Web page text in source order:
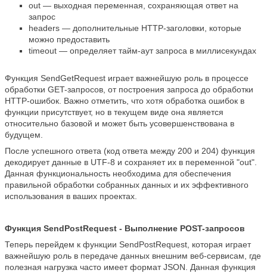
out — выходная переменная, сохраняющая ответ на
запрос
headers — дополнительные HTTP-заголовки, которые
можно предоставить
timeout — определяет тайм-аут запроса в миллисекундах
Функция SendGetRequest играет важнейшую роль в процессе
обработки GET-запросов, от построения запроса до обработки
HTTP-ошибок. Важно отметить, что хотя обработка ошибок в
функции присутствует, но в текущем виде она является
относительно базовой и может быть усовершенствована в
будущем.
После успешного ответа (код ответа между 200 и 204) функция
декодирует данные в UTF-8 и сохраняет их в переменной "out".
Данная функциональность необходима для обеспечения
правильной обработки собранных данных и их эффективного
использования в ваших проектах.
Функция SendPostRequest - Выполнение POST-запросов
Теперь перейдем к функции SendPostRequest, которая играет
важнейшую роль в передаче данных внешним веб-сервисам, где
полезная нагрузка часто имеет формат JSON. Данная функция